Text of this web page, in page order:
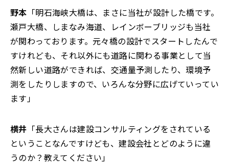
野本 「明石海峡大橋は、まさに当社が設計した橋です。
瀬戸大橋、しまなみ海道、レインボーブリッジも当社
が関わっております。元々橋の設計でスタートしたんで
すけれども、それ以外にも道路に関わる事業として当
然新しい道路ができれば、交通量予測したり、環境予
測をしたりしますので、いろんな分野に広げていってい
ます」
横井 「長大さんは建設コンサルティングをされている
ということなんですけども、建設会社とどのように違
うのか？教えてください」